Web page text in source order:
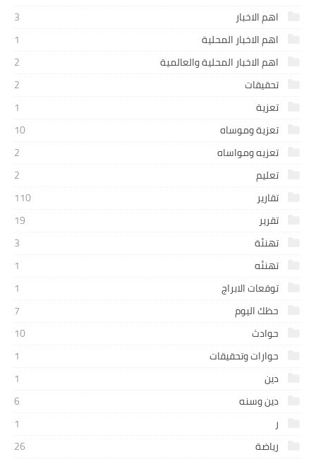
اهم الاخبار
3
اهم الاخبار المحلية
1
اهم الاخبار المحلية والعالمية
2
تحقيقات
2
تعزية
1
تعزية وموساه
10
تعزيه ومواساه
2
تعليم
2
تقارير
110
تقرير
19
تهنئة
3
تهنئه
1
توقعات الابراج
1
حظك اليوم
7
حوادث
10
حوارات وتحقيقات
1
دين
1
دين وسنه
6
ر
1
رياضة
26